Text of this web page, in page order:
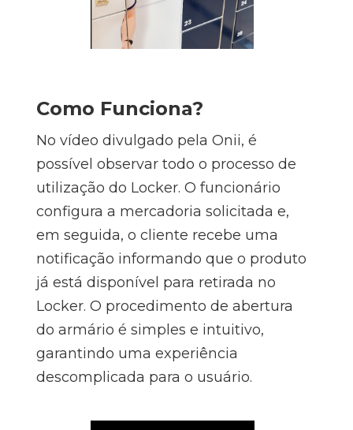
Como Funciona?
No vídeo divulgado pela Onii, é
possível observar todo o processo de
utilização do Locker. O funcionário
configura a mercadoria solicitada e,
em seguida, o cliente recebe uma
notificação informando que o produto
já está disponível para retirada no
Locker. O procedimento de abertura
do armário é simples e intuitivo,
garantindo uma experiência
descomplicada para o usuário.